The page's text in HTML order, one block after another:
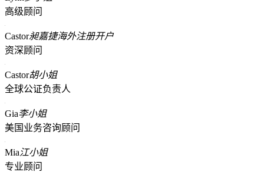
高级顾问
Castor昶嘉捷海外注册开户
资深顾问
Castor胡小姐
全球公证负责人
Gia李小姐
美国业务咨询顾问
Mia江小姐
专业顾问